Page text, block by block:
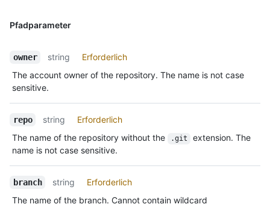
Pfadparameter
owner string
Erforderlich
The account owner of the repository. The name is not case
sensitive.
repo string
Erforderlich
The name of the repository without the
.git
extension. The
name is not case sensitive.
branch string
Erforderlich
The name of the branch. Cannot contain wildcard